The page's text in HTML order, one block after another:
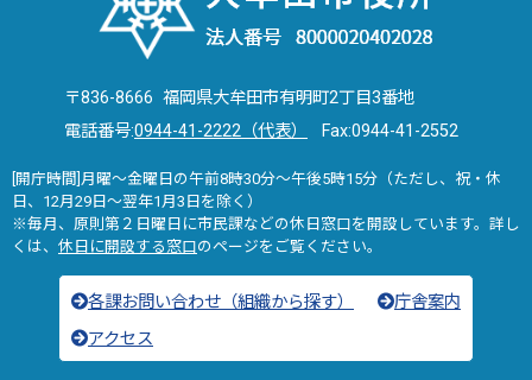
〒836-8666 福岡県大牟田市有明町2丁目3番地
電話番号:0944-41-2222（代表） Fax:0944-41-2552
[開庁時間]月曜～金曜日の午前8時30分～午後5時15分（ただし、祝・休
日、12月29日～翌年1月3日を除く）
※毎月、原則第２日曜日に市民課などの休日窓口を開設しています。詳し
くは、 休日に開設する窓口のページをご覧ください。
各課お問い合わせ（組織から探す）
庁舎案内
アクセス